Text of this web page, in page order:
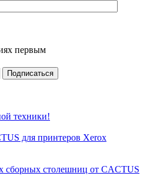
первым
техники!
для принтеров Xerox
сборных столешниц от CACTUS